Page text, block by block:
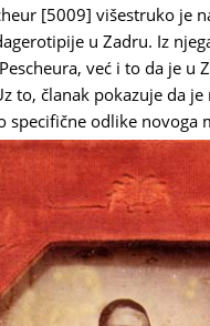
[5009] višestruko je
u Zadru. Iz
već i to da je
to, članak pokazuje da
specifične odlike novoga